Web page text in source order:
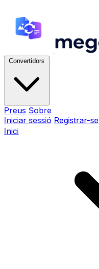
Convertidors
Preus Sobre
Iniciar sessió Registrar-se
Inici